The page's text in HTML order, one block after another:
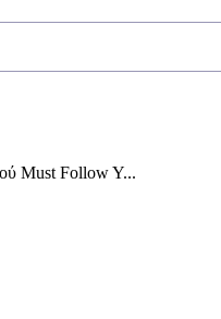
Must Follow Y...